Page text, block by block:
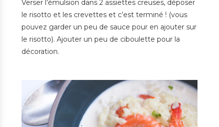
Verser l’émulsion dans 2 assiettes creuses, déposer
le risotto et les crevettes et c’est terminé ! (vous
pouvez garder un peu de sauce pour en ajouter sur
le risotto). Ajouter un peu de ciboulette pour la
décoration.